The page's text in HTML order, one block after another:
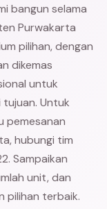
bangun selama
Purwakarta
pilihan, dengan
dikemas
untuk
Untuk
pemesanan
hubungi tim
Sampaikan
unit, dan
pilihan terbaik.